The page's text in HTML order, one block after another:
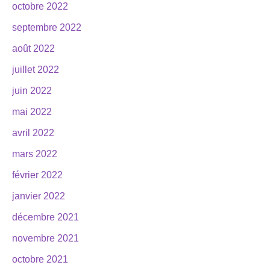
octobre 2022
septembre 2022
août 2022
juillet 2022
juin 2022
mai 2022
avril 2022
mars 2022
février 2022
janvier 2022
décembre 2021
novembre 2021
octobre 2021